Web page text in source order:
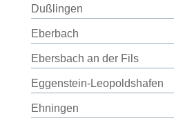
Dußlingen
Eberbach
Ebersbach an der Fils
Eggenstein-Leopoldshafen
Ehningen